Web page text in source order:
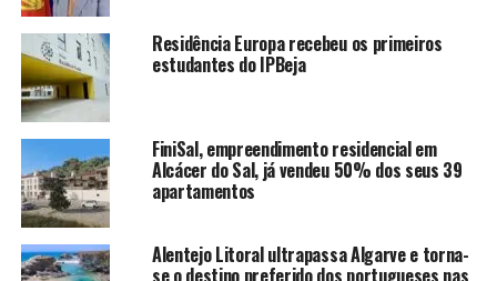
Residência Europa recebeu os primeiros
estudantes do IPBeja
FiniSal, empreendimento residencial em
Alcácer do Sal, já vendeu 50% dos seus 39
apartamentos
Alentejo Litoral ultrapassa Algarve e torna-
se o destino preferido dos portugueses nas